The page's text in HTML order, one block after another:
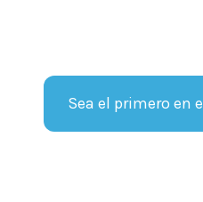
Sea el primero en